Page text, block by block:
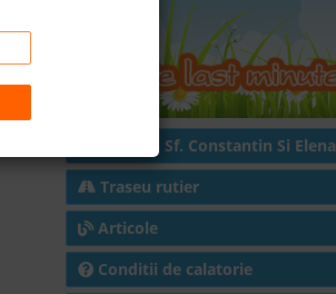
Hoteluri in Sf. Constantin Si Elena
Traseu rutier
Articole
Conditii de calatorie